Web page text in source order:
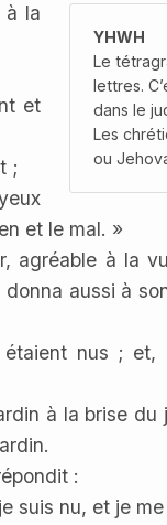
YHWH
Le
lettres.
dans le
Les
ou
à la
et
;
et le mal. »
agréable à la
aussi à
nus ;
à la brise du
:
suis nu, et je